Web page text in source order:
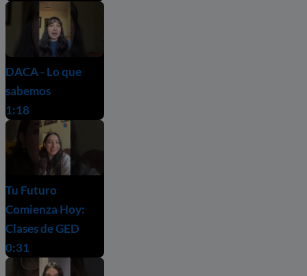
DACA - Lo que
sabemos
1:18
Tu Futuro
Comienza Hoy:
Clases de GED
0:31